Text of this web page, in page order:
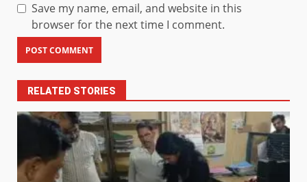
Save my name, email, and website in this
browser for the next time I comment.
RELATED STORIES